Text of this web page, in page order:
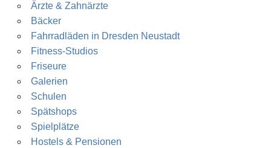
Ärzte & Zahnärzte
Bäcker
Fahrradläden in Dresden Neustadt
Fitness-Studios
Friseure
Galerien
Schulen
Spätshops
Spielplätze
Hostels & Pensionen